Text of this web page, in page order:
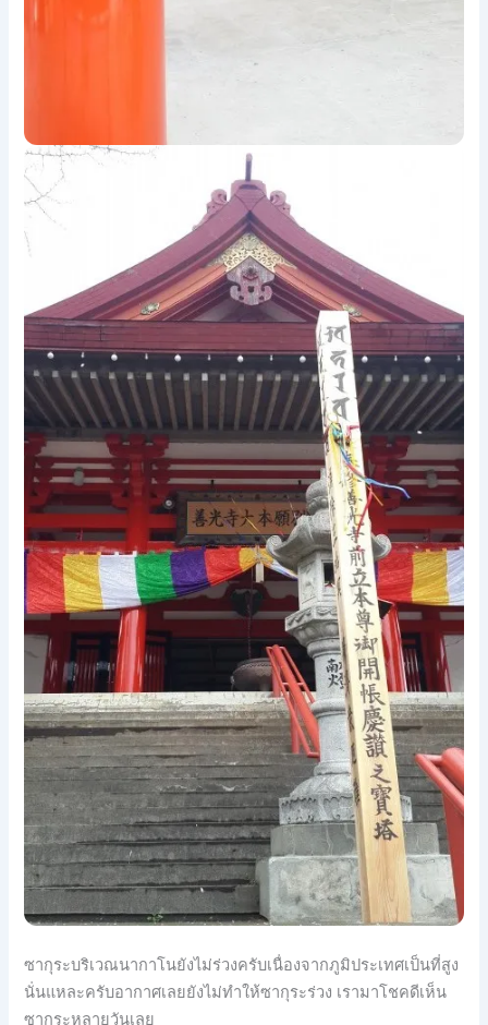
ซากุระบริเวณนากาโนยังไม่ร่วงครับเนื่องจากภูมิประเทศเป็นที่สูง
นั่นแหละครับอากาศเลยยังไม่ทำให้ซากุระร่วง เรามาโชคดีเห็น
ซากุระหลายวันเลย